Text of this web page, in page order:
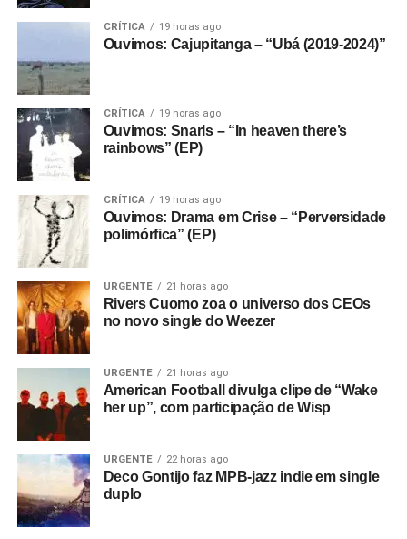
CRÍTICA 19 horas ago
Ouvimos: Cajupitanga – “Ubá (2019-2024)”
CRÍTICA 19 horas ago
Ouvimos: Snarls – “In heaven there’s
rainbows” (EP)
CRÍTICA 19 horas ago
Ouvimos: Drama em Crise – “Perversidade
polimórfica” (EP)
URGENTE 21 horas ago
Rivers Cuomo zoa o universo dos CEOs
no novo single do Weezer
URGENTE 21 horas ago
American Football divulga clipe de “Wake
her up”, com participação de Wisp
URGENTE 22 horas ago
Deco Gontijo faz MPB-jazz indie em single
duplo